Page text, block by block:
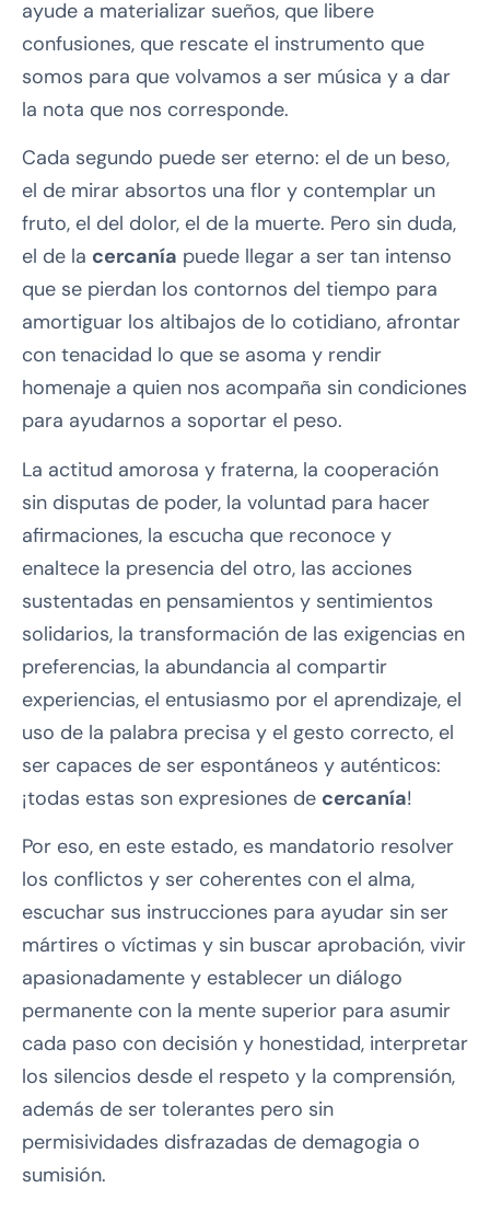
ayude a materializar sueños, que libere
confusiones, que rescate el instrumento que
somos para que volvamos a ser música y a dar
la nota que nos corresponde.
Cada segundo puede ser eterno: el de un beso,
el de mirar absortos una flor y contemplar un
fruto, el del dolor, el de la muerte. Pero sin duda,
el de la cercanía puede llegar a ser tan intenso
que se pierdan los contornos del tiempo para
amortiguar los altibajos de lo cotidiano, afrontar
con tenacidad lo que se asoma y rendir
homenaje a quien nos acompaña sin condiciones
para ayudarnos a soportar el peso.
La actitud amorosa y fraterna, la cooperación
sin disputas de poder, la voluntad para hacer
afirmaciones, la escucha que reconoce y
enaltece la presencia del otro, las acciones
sustentadas en pensamientos y sentimientos
solidarios, la transformación de las exigencias en
preferencias, la abundancia al compartir
experiencias, el entusiasmo por el aprendizaje, el
uso de la palabra precisa y el gesto correcto, el
ser capaces de ser espontáneos y auténticos:
¡todas estas son expresiones de cercanía!
Por eso, en este estado, es mandatorio resolver
los conflictos y ser coherentes con el alma,
escuchar sus instrucciones para ayudar sin ser
mártires o víctimas y sin buscar aprobación, vivir
apasionadamente y establecer un diálogo
permanente con la mente superior para asumir
cada paso con decisión y honestidad, interpretar
los silencios desde el respeto y la comprensión,
además de ser tolerantes pero sin
permisividades disfrazadas de demagogia o
sumisión.